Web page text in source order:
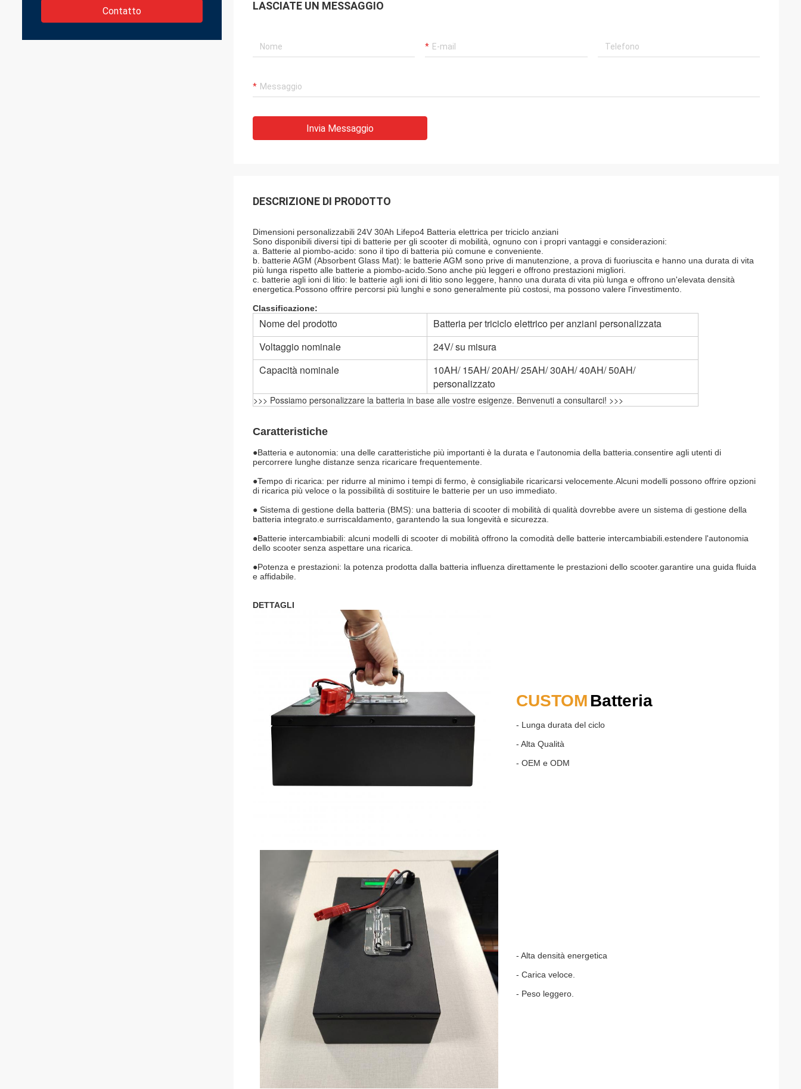
Contatto LASCIATE UN MESSAGGIO
Invia Messaggio
DESCRIZIONE DI PRODOTTO
Dimensioni personalizzabili 24V 30Ah Lifepo4 Batteria elettrica per triciclo anziani
Sono disponibili diversi tipi di batterie per gli scooter di mobilità, ognuno con i propri vantaggi e considerazioni:
a. Batterie al piombo-acido: sono il tipo di batteria più comune e conveniente.
b. batterie AGM (Absorbent Glass Mat): le batterie AGM sono prive di manutenzione, a prova di fuoriuscita e hanno una durata di vita
più lunga rispetto alle batterie a piombo-acido.Sono anche più leggeri e offrono prestazioni migliori.
c. batterie agli ioni di litio: le batterie agli ioni di litio sono leggere, hanno una durata di vita più lunga e offrono un'elevata densità
energetica.Possono offrire percorsi più lunghi e sono generalmente più costosi, ma possono valere l'investimento.
Classificazione:
Nome del prodotto
Batteria per triciclo elettrico per anziani personalizzata
Voltaggio nominale
24V/ su misura
Capacità nominale
10AH/ 15AH/ 20AH/ 25AH/ 30AH/ 40AH/ 50AH/
personalizzato
>>> Possiamo personalizzare la batteria in base alle vostre esigenze. Benvenuti a consultarci! >>>
Caratteristiche
●Batteria e autonomia: una delle caratteristiche più importanti è la durata e l'autonomia della batteria.consentire agli utenti di
percorrere lunghe distanze senza ricaricare frequentemente.
●Tempo di ricarica: per ridurre al minimo i tempi di fermo, è consigliabile ricaricarsi velocemente.Alcuni modelli possono offrire opzioni
di ricarica più veloce o la possibilità di sostituire le batterie per un uso immediato.
● Sistema di gestione della batteria (BMS): una batteria di scooter di mobilità di qualità dovrebbe avere un sistema di gestione della
batteria integrato.e surriscaldamento, garantendo la sua longevità e sicurezza.
●Batterie intercambiabili: alcuni modelli di scooter di mobilità offrono la comodità delle batterie intercambiabili.estendere l'autonomia
dello scooter senza aspettare una ricarica.
●Potenza e prestazioni: la potenza prodotta dalla batteria influenza direttamente le prestazioni dello scooter.garantire una guida fluida
e affidabile.
DETTAGLI
CUSTOMBatteria
- Lunga durata del ciclo
- Alta Qualità
- OEM e ODM
- Alta densità energetica
- Carica veloce.
- Peso leggero.